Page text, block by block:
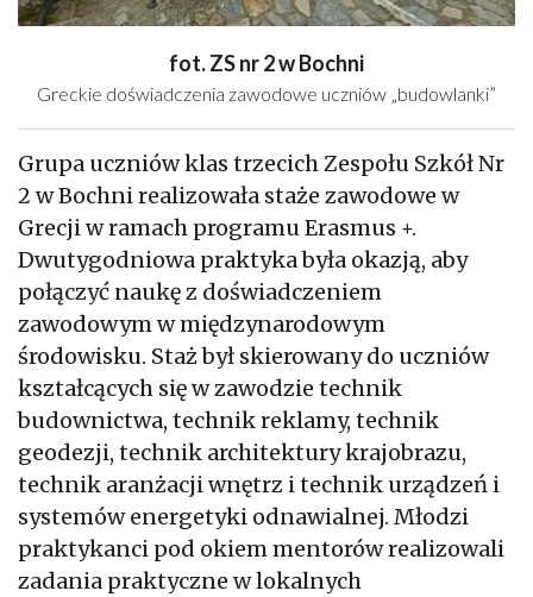
fot. ZS nr 2 w Bochni
Greckie doświadczenia zawodowe uczniów „budowlanki”
Grupa uczniów klas trzecich Zespołu Szkół Nr
2 w Bochni realizowała staże zawodowe w
Grecji w ramach programu Erasmus +.
Dwutygodniowa praktyka była okazją, aby
połączyć naukę z doświadczeniem
zawodowym w międzynarodowym
środowisku. Staż był skierowany do uczniów
kształcących się w zawodzie technik
budownictwa, technik reklamy, technik
geodezji, technik architektury krajobrazu,
technik aranżacji wnętrz i technik urządzeń i
systemów energetyki odnawialnej. Młodzi
praktykanci pod okiem mentorów realizowali
zadania praktyczne w lokalnych